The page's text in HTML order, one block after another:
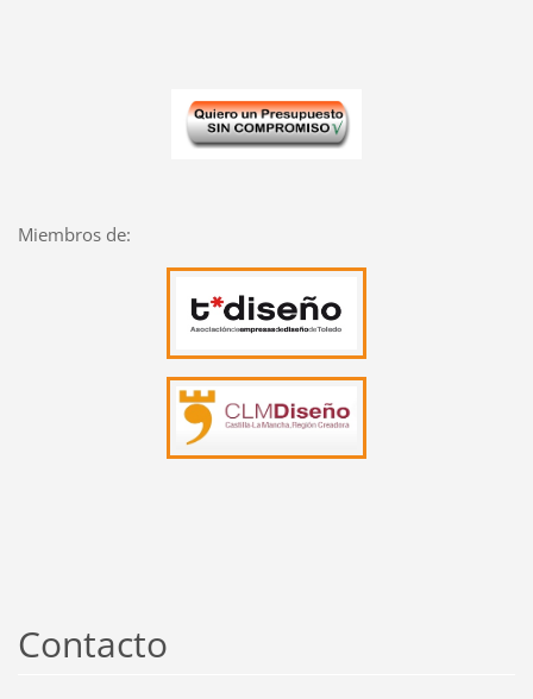
Miembros de:
Contacto